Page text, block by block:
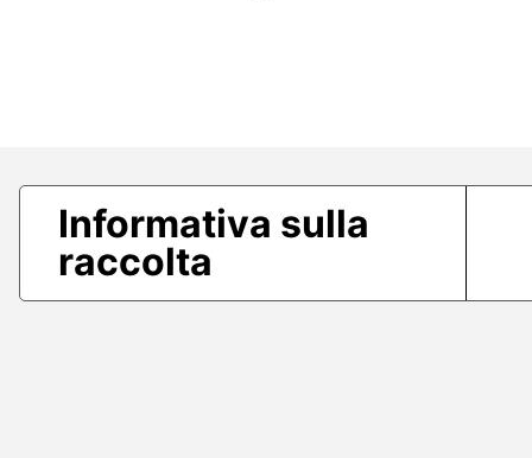
Informativa sulla
raccolta